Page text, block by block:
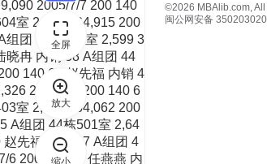
©2026 MBAlib.com,
闽公网安备
全屏
放大
缩小